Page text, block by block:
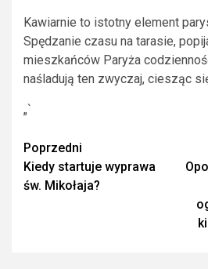
Kawiarnie to istotny element
Spędzanie czasu na tarasie,
mieszkańców Paryża
naśladują ten zwyczaj, ciesząc
„`
Zobacz
wpisy
Poprzedni
Kiedy startuje wyprawa
św. Mikołaja?